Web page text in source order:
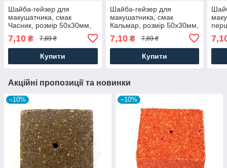
Шайба-гейзер для
макушатника, смак
Часник, розмір 50х30мм,
7,10 ₴ 7,89 ₴
Купити
Шайба-гейзер для
макушатника, смак
Кальмар, розмір 50х30мм,
7,10₴ 7,89 ₴
Купити
Акційні пропозиції та новинки
–10% –10%